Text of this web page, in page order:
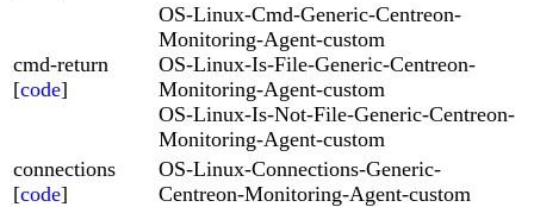
cmd-return
[code]
OS-Linux-Cmd-Generic-Centreon-
Monitoring-Agent-custom
OS-Linux-Is-File-Generic-Centreon-
Monitoring-Agent-custom
OS-Linux-Is-Not-File-Generic-Centreon-
Monitoring-Agent-custom
connections
[code]
OS-Linux-Connections-Generic-
Centreon-Monitoring-Agent-custom